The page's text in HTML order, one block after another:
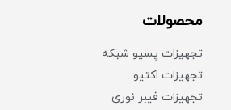
محصولات
تجهیزات پسیو شبکه
تجهیزات اکتیو
تجهیزات فیبر نوری